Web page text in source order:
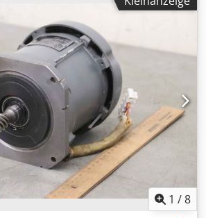
H360 mm -Gewicht: 186 kg
1 /8